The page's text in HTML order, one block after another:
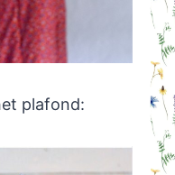
plafond: